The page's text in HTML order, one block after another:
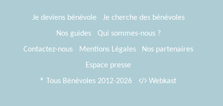
Je deviens bénévole
Je cherche des bénévoles
Nos guides
Qui sommes-nous ?
Contactez-nous
Mentions Légales
Nos partenaires
Espace presse
® Tous Bénévoles 2012-2026
Webkast